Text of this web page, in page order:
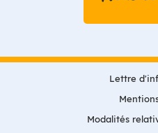
Lettre
Modalités